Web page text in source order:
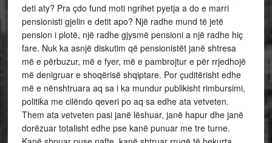
deti aty? Pra çdo fund moti ngrihet pyetja a do e marri
pensionisti gjelin e detit apo? Një radhe mund të jetë
pension i plotë, një radhe gjysmë pensioni a një radhe hiç
fare. Nuk ka asnjë diskutim që pensionistët janë shtresa
më e përbuzur, më e fyer, më e pambrojtur e për rrjedhojë
më denigruar e shoqërisë shqiptare. Por çuditërisht edhe
më e nënshtruara aq sa i ka mundur publikisht rimbursimi,
politika me cilëndo qeveri po aq sa edhe ata vetveten.
Them ata vetveten pasi janë lëshuar, janë hapur dhe janë
dorëzuar totalisht edhe pse kanë punuar me tre turne.